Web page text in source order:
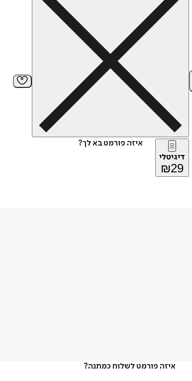
איזה פורמט בא לך?
דיגיטלי
₪29
איזה פורמט לשלוח כמתנה?